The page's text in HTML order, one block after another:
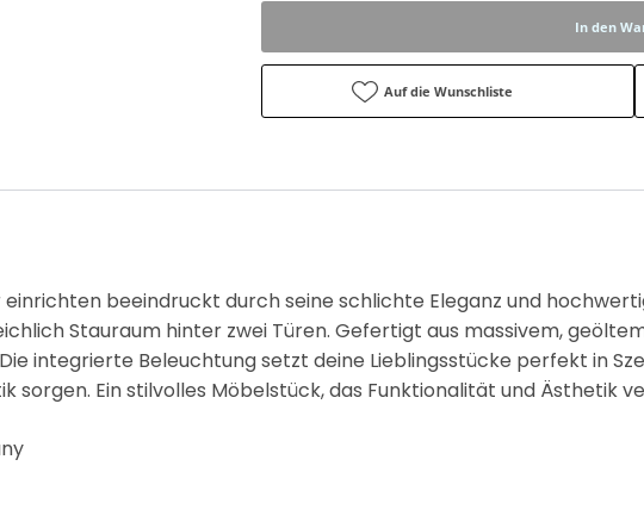
In den
Auf die Wunschliste
einrichten beeindruckt durch seine schlichte Eleganz und
Stauraum hinter zwei Türen. Gefertigt aus massivem,
integrierte Beleuchtung setzt deine Lieblingsstücke perfekt in
sorgen. Ein stilvolles Möbelstück, das Funktionalität und Ästhetik